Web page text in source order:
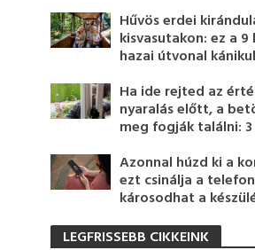
Hűvös erdei
kisvasutakon: ez a 9
hazai útvonal
Ha ide rejted az
nyaralás előtt, a
meg fogják találni:
Azonnal húzd ki a
ezt csinálja a
károsodhat a
LEGFRISSEBB CIKKEINK